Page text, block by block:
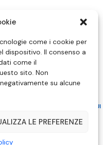
come i cookie per
dispositivo. Il consenso a
come il
sito. Non
su alcune
LE PREFERENZE
DEL PLURALISMO, DI CUI